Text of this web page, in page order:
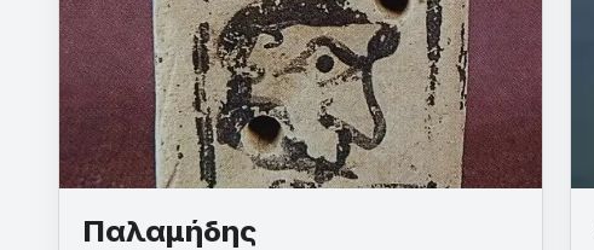
Παλαμήδης